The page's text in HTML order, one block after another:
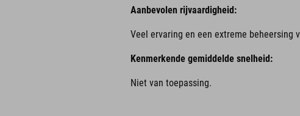
Aanbevolen rijvaardigheid:
Veel ervaring en een extreme beheersing
Kenmerkende gemiddelde snelheid:
Niet van toepassing.